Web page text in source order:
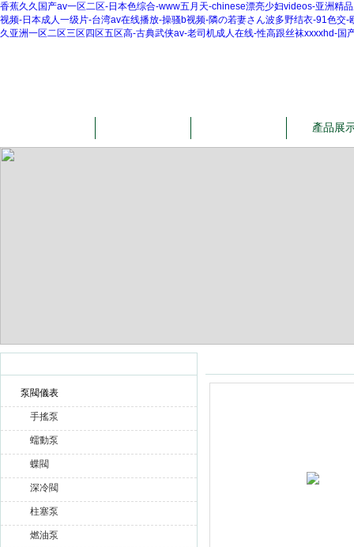
香蕉久久国产av一区二区-日本色综合-www五月天-chinese漂亮少妇videos-亚洲精
视频-日本成人一级片-台湾av在线播放-操骚b视频-隣の若妻さん波多野结衣-91色
久亚洲一区二区三区四区五区高-古典武侠av-老司机成人在线-性高跟丝袜xxxxhd-
赫爾納貿易（大連）有限公司
產品展
泵閥儀表
手搖泵
蠕動泵
蝶閥
深冷閥
柱塞泵
燃油泵